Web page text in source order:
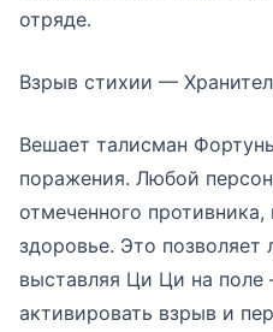
отряде.
Взрыв стихии —
Вешает талисман
поражения. Любой
отмеченного противника,
здоровье. Это позволяет
выставляя Ци Ци на поле
активировать взрыв и